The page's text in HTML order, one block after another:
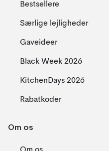
Bestsellere
Særlige lejligheder
Gaveideer
Black Week 2026
KitchenDays 2026
Rabatkoder
Om os